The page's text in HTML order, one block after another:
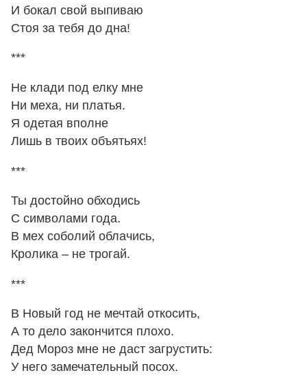
И бокал свой выпиваю
Стоя за тебя до дна!
***
Не клади под елку мне
Ни меха, ни платья.
Я одетая вполне
Лишь в твоих объятьях!
***
Ты достойно обходись
С символами года.
В мех соболий облачись,
Кролика – не трогай.
***
В Новый год не мечтай откосить,
А то дело закончится плохо.
Дед Мороз мне не даст загрустить:
У него замечательный посох.